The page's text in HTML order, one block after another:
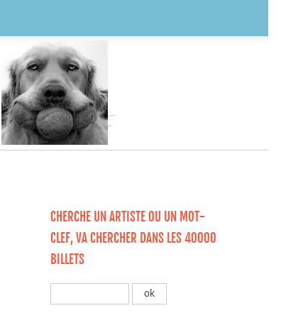
CHERCHE UN ARTISTE OU UN MOT-
CLEF, VA CHERCHER DANS LES 40000
BILLETS